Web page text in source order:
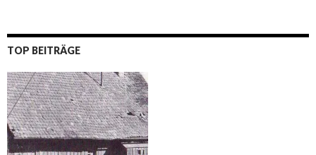
TOP BEITRÄGE